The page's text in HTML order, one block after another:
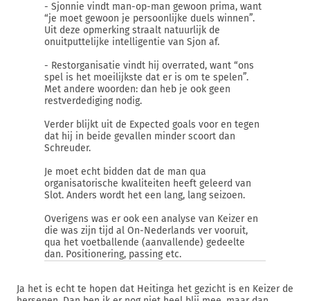
- Sjonnie vindt man-op-man gewoon prima, want
“je moet gewoon je persoonlijke duels winnen”.
Uit deze opmerking straalt natuurlijk de
onuitputtelijke intelligentie van Sjon af.
- Restorganisatie vindt hij overrated, want “ons
spel is het moeilijkste dat er is om te spelen”.
Met andere woorden: dan heb je ook geen
restverdediging nodig.
Verder blijkt uit de Expected goals voor en tegen
dat hij in beide gevallen minder scoort dan
Schreuder.
Je moet echt bidden dat de man qua
organisatorische kwaliteiten heeft geleerd van
Slot. Anders wordt het een lang, lang seizoen.
Overigens was er ook een analyse van Keizer en
die was zijn tijd al On-Nederlands ver vooruit,
qua het voetballende (aanvallende) gedeelte
dan. Positionering, passing etc.
Ja het is echt te hopen dat Heitinga het gezicht is en Keizer de